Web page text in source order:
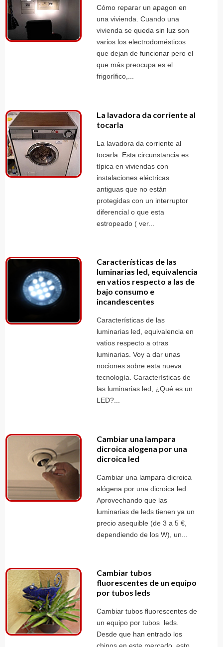
Cómo reparar un apagon en
una vivienda. Cuando una
vivienda se queda sin luz son
varios los electrodomésticos
que dejan de funcionar pero el
que más preocupa es el
frigorífico,...
La lavadora da corriente al
tocarla
La lavadora da corriente al
tocarla. Esta circunstancia es
típica en viviendas con
instalaciones eléctricas
antiguas que no están
protegidas con un interruptor
diferencial o que esta
estropeado ( ver...
Características de las
luminarias led, equivalencia
en vatios respecto a las de
bajo consumo e
incandescentes
Características de las
luminarias led, equivalencia en
vatios respecto a otras
luminarias. Voy a dar unas
nociones sobre esta nueva
tecnología. Características de
las luminarias led, ¿Qué es un
LED?...
Cambiar una lampara
dicroica alogena por una
dicroica led
Cambiar una lampara dicroica
alógena por una dicroica led.
Aprovechando que las
luminarias de leds tienen ya un
precio asequible (de 3 a 5 €,
dependiendo de los W), un...
Cambiar tubos
fluorescentes de un equipo
por tubos leds
Cambiar tubos fluorescentes de
un equipo por tubos leds.
Desde que han entrado los